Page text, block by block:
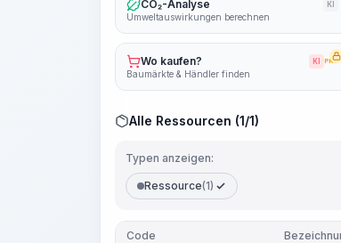
CO₂-Analyse KI
Umweltauswirkungen berechnen
Wo kaufen? KI PRO
Baumärkte & Händler finden
Alle Ressourcen (1/1)
Typen anzeigen:
Ressource(1)
Code